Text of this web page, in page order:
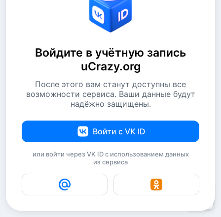
Войдите в учётную запись
uCrazy.org
После этого вам станут доступны все
возможности сервиса. Ваши данные будут
надёжно защищены.
Войти с VK ID
или войти через VK ID с использованием данных
из сервиса